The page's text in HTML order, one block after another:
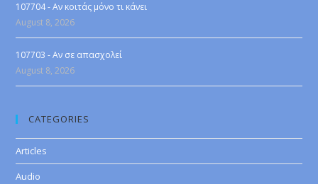
107704 - Αν κοιτάς μόνο τι κάνει
August 8, 2026
107703 - Αν σε απασχολεί
August 8, 2026
CATEGORIES
Articles
Audio